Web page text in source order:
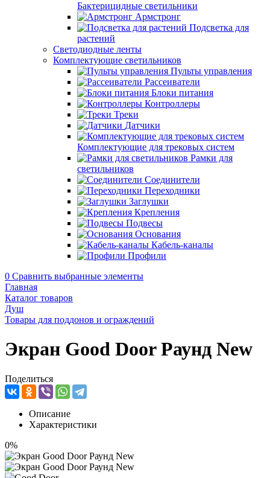
Бактерицидные светильники
Армстронг
Подсветка для
растений
Светодиодные ленты
Комплектующие светильников
Пульты управления
Рассеиватели
Блоки питания
Контроллеры
Треки
Датчики
Комплектующие для трековых систем
Рамки для
светильников
Соединители
Переходники
Заглушки
Крепления
Подвесы
Основания
Кабель-каналы
Профили
0 Сравнить выбранные элементы
Главная
Каталог товаров
Душ
Товары для поддонов и ограждений
Экран Good Door Раунд New
Поделиться
Описание
Характеристики
0%